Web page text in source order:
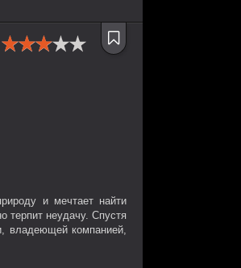
и мечтает найти
терпит неудачу. Спустя
владеющей компанией,